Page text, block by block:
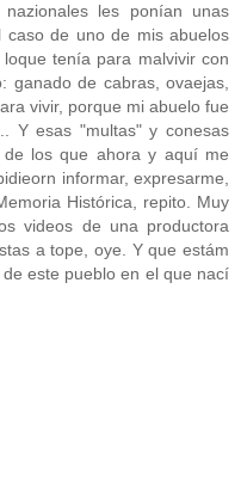
les ponían unas
caso de uno de mis abuelos
tenía para malvivir con
ganado de cabras, ovaejas,
vivir, porque mi abuelo fue
Y esas "multas" y conesas
de los que ahora y aquí me
informar, expresarme,
Histórica, repito. Muy
videos de una productora
a tope, oye. Y que estám
este pueblo en el que nací